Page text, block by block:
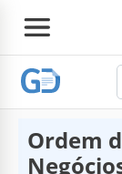
Ordem